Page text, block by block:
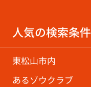
人気の検索条件
東松山市内
あるゾウクラブ